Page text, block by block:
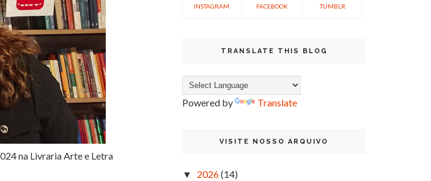
na Livraria Arte e Letra
INSTAGRAM FACEBOOK TUMBLR
TRANSLATE THIS BLOG
Powered by Translate
VISITE NOSSO ARQUIVO
▼ 2026(14)